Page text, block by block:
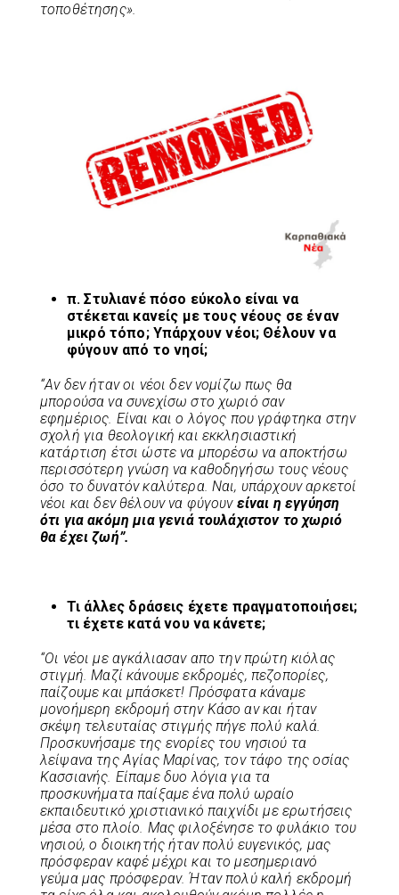
τοποθέτησης».
π. Στυλιανέ πόσο εύκολο είναι να
στέκεται κανείς με τους νέους σε έναν
μικρό τόπο; Υπάρχουν νέοι; Θέλουν να
φύγουν από το νησί;
“Αν δεν ήταν οι νέοι δεν νομίζω πως θα
μπορούσα να συνεχίσω στο χωριό σαν
εφημέριος. Είναι και ο λόγος που γράφτηκα στην
σχολή για θεολογική και εκκλησιαστική
κατάρτιση έτσι ώστε να μπορέσω να αποκτήσω
περισσότερη γνώση να καθοδηγήσω τους νέους
όσο το δυνατόν καλύτερα. Ναι, υπάρχουν αρκετοί
νέοι και δεν θέλουν να φύγουν είναι η εγγύηση
ότι για ακόμη μια γενιά τουλάχιστον το χωριό
θα έχει ζωή”.
Τι άλλες δράσεις έχετε πραγματοποιήσει;
τι έχετε κατά νου να κάνετε;
“Οι νέοι με αγκάλιασαν απο την πρώτη κιόλας
στιγμή. Μαζί κάνουμε εκδρομές, πεζοπορίες,
παίζουμε και μπάσκετ! Πρόσφατα κάναμε
μονοήμερη εκδρομή στην Κάσο αν και ήταν
σκέψη τελευταίας στιγμής πήγε πολύ καλά.
Προσκυνήσαμε της ενορίες του νησιού τα
λείψανα της Αγίας Μαρίνας, τον τάφο της οσίας
Κασσιανής. Είπαμε δυο λόγια για τα
προσκυνήματα παίξαμε ένα πολύ ωραίο
εκπαιδευτικό χριστιανικό παιχνίδι με ερωτήσεις
μέσα στο πλοίο. Μας φιλοξένησε το φυλάκιο του
νησιού, ο διοικητής ήταν πολύ ευγενικός, μας
πρόσφεραν καφέ μέχρι και το μεσημεριανό
γεύμα μας πρόσφεραν. Ήταν πολύ καλή εκδρομή